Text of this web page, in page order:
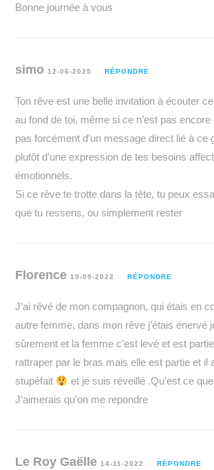
Bonne journée à vous
simo12-06-2025 RÉPONDRE
Ton rêve est une belle invitation à écouter
au fond de toi, même si ce n’est pas encore
pas forcément d’un message direct lié à ce
plutôt d’une expression de tes besoins
émotionnels.
Si ce rêve te trotte dans la tête, tu peux
que tu ressens, ou simplement rester
Florence19-09-2022 RÉPONDRE
J’ai rêvé de mon compagnon, qui étais en
autre femme, dans mon rêve j’étais énervé
sûrement et la femme c’est levé et est
rattraper par le bras mais elle est partie et il
stupéfait
et je suis réveillé .Qu’est ce
J’aimerais qu’on me repondre
Le Roy Gaëlle14-11-2022 RÉPONDRE